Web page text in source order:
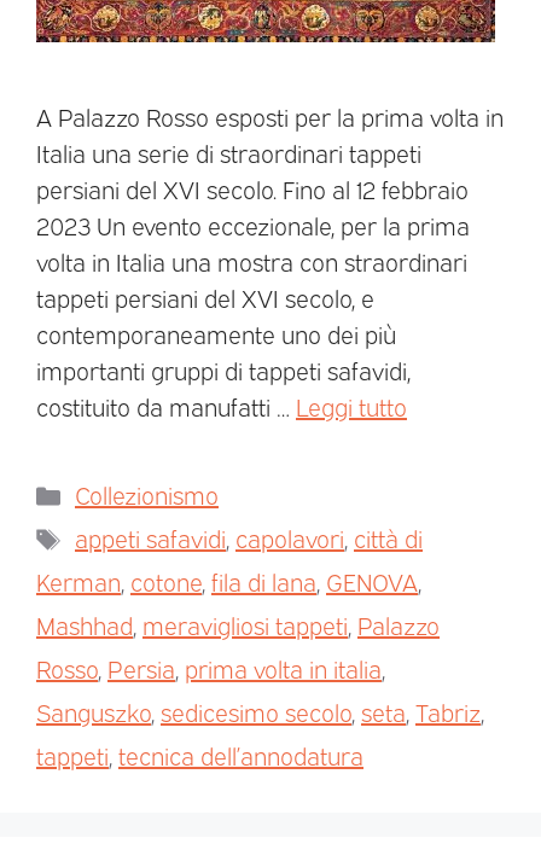
A Palazzo Rosso esposti per la prima volta in
Italia una serie di straordinari tappeti
persiani del XVI secolo. Fino al 12 febbraio
2023 Un evento eccezionale, per la prima
volta in Italia una mostra con straordinari
tappeti persiani del XVI secolo, e
contemporaneamente uno dei più
importanti gruppi di tappeti safavidi,
costituito da manufatti … Leggi tutto
Collezionismo
appeti safavidi, capolavori, città di
Kerman, cotone,fila di lana, GENOVA,
Mashhad, meravigliosi tappeti, Palazzo
Rosso, Persia, prima volta in italia,
Sanguszko,sedicesimo secolo,seta,Tabriz,
tappeti,tecnica dell’annodatura